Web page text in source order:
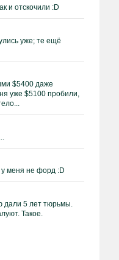
и отскочили :D
уже; те ещё
$5400 даже
уже $5100 пробили,
у меня не форд :D
дали 5 лет тюрьмы.
Такое.